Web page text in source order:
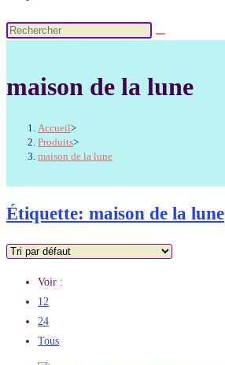
maison de la lune
Accueil>
Produits>
maison de la lune
Étiquette: maison de la lune
Voir :
12
24
Tous